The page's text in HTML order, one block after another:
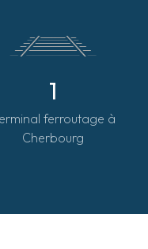
1
ferroutage à
Cherbourg